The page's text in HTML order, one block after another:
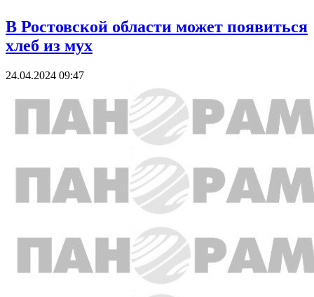
В Ростовской области может появиться
хлеб из мух
24.04.2024 09:47